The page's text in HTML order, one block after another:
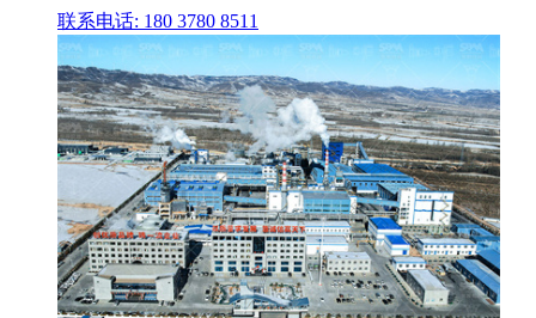
联系电话: 180 3780 8511